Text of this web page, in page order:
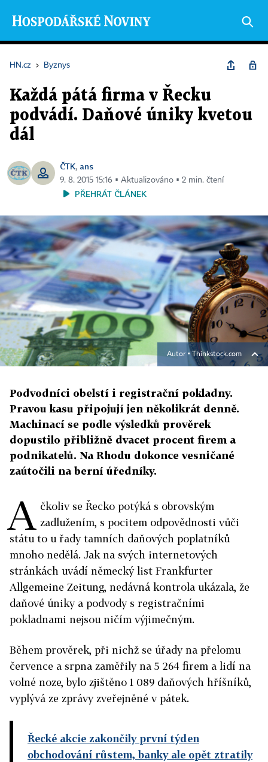
HN.cz › Byznys
Každá pátá firma v Řecku
podvádí. Daňové úniky kvetou
dál
ČTK, ans
9. 8. 2015 15:16 ▪ Aktualizováno ▪ 2 min. čtení
PŘEHRÁT ČLÁNEK
Autor ▪Thinkstock.com
Podvodníci obelstí i registrační pokladny.
Pravou kasu připojují jen několikrát denně.
Machinací se podle výsledků prověrek
dopustilo přibližně dvacet procent firem a
podnikatelů. Na Rhodu dokonce vesničané
zaútočili na berní úředníky.
A čkoliv se Řecko potýká s obrovským
zadlužením, s pocitem odpovědnosti vůči
státu to u řady tamních daňových poplatníků
mnoho nedělá. Jak na svých internetových
stránkách uvádí německý list Frankfurter
Allgemeine Zeitung, nedávná kontrola ukázala, že
daňové úniky a podvody s registračními
pokladnami nejsou ničím výjimečným.
Během prověrek, při nichž se úřady na přelomu
července a srpna zaměřily na 5 264 firem a lidí na
volné noze, bylo zjištěno 1 089 daňových hříšníků,
vyplývá ze zprávy zveřejněné v pátek.
Řecké akcie zakončily první týden
obchodování růstem, banky ale opět ztratily